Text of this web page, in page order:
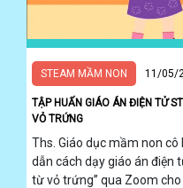
STEAM MẦM NON 11/05/
TẬP HUẤN GIÁO ÁN ĐIỆN TỬ
VỎ TRỨNG
Ths. Giáo dục mầm non
dẫn cách dạy giáo án điện
từ vỏ trứng” qua Zoom